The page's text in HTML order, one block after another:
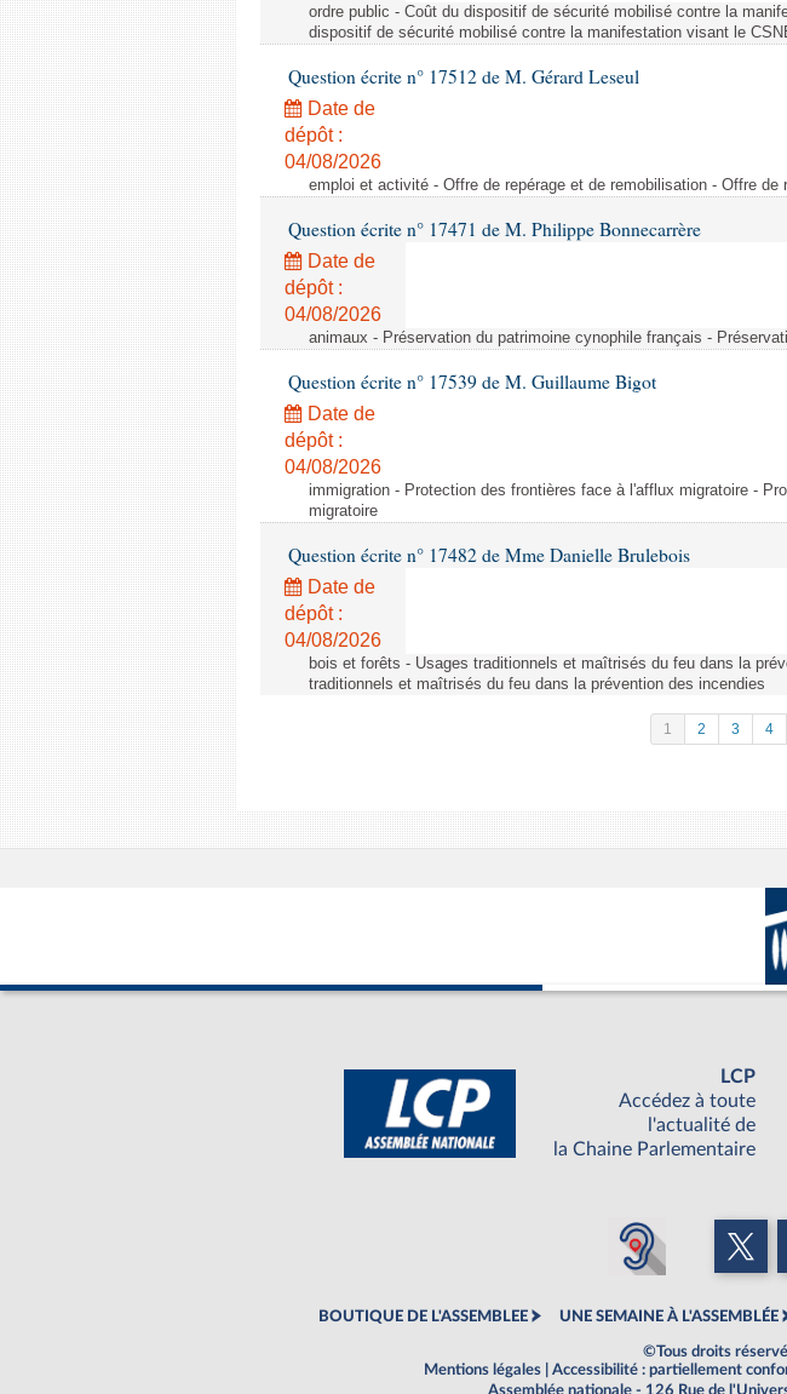
ordre public - Coût du dispositif de sécurité mobilisé contre la
dispositif de sécurité mobilisé contre la manifestation visant le
Question écrite n° 17512 de M. Gérard Leseul
Date de
dépôt :
04/08/2026
emploi et activité - Offre de repérage et de remobilisation - Offre de
Question écrite n° 17471 de M. Philippe Bonnecarrère
Date de
dépôt :
04/08/2026
animaux - Préservation du patrimoine cynophile français -
Question écrite n° 17539 de M. Guillaume Bigot
Date de
dépôt :
04/08/2026
immigration - Protection des frontières face à l'afflux migratoire -
migratoire
Question écrite n° 17482 de Mme Danielle Brulebois
Date de
dépôt :
04/08/2026
bois et forêts - Usages traditionnels et maîtrisés du feu dans la
traditionnels et maîtrisés du feu dans la prévention des incendies
1 2 3 4
LCP
Accédez à toute
l'actualité de
la Chaine Parlementaire
BOUTIQUE DE L'ASSEMBLEE UNE SEMAINE À L'ASSEMBLÉE
©Tous droits
Mentions légales
Accessibilité : partiellement
Assemblée nationale - 126 Rue de